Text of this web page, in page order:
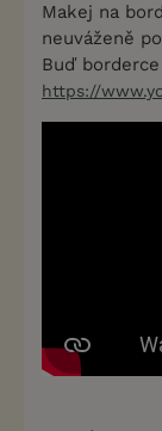
Makej na
neuváženě
Buď
https://